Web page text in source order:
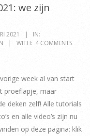
we zijn
2021
IN:
WITH: 4 COMMENTS
week al van start
proeflapje, maar
deken zelf! Alle tutorials
en alle video’s zijn nu
op deze pagina: klik